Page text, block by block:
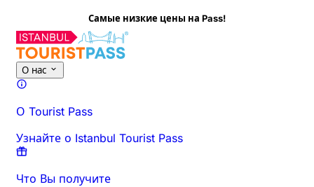
Самые низкие цены на Pass!
О нас
О Tourist Pass
Узнайте о Istanbul Tourist Pass
Что Вы получите
Время и